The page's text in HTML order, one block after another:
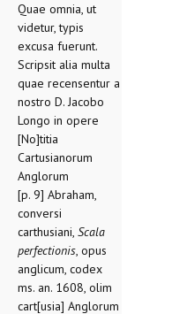
Quae omnia, ut
videtur, typis
excusa fuerunt.
Scripsit alia multa
quae recensentur a
nostro D. Jacobo
Longo in opere
[No]titia
Cartusianorum
Anglorum
[p. 9] Abraham,
conversi
carthusiani, Scala
perfectionis, opus
anglicum, codex
ms. an. 1608, olim
cart[usia] Anglorum